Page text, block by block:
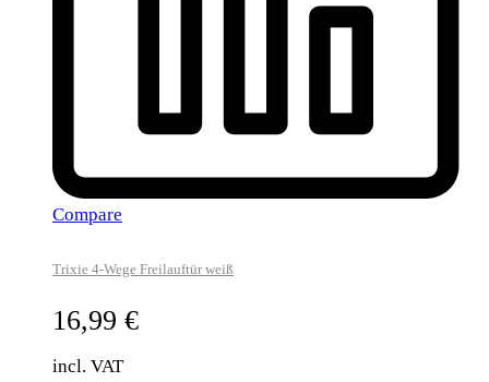
Compare
Trixie 4-Wege Freilauftür weiß
16,99 €
incl. VAT